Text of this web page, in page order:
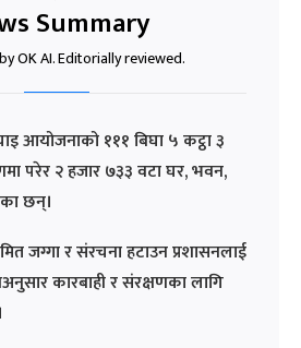
Summary
OK AI. Editorially reviewed.
आयोजनाको १११ बिघा ५ कट्ठा ३
परेर २ हजार ७३३ वटा घर, भवन,
छन्।
जग्गा र संरचना हटाउन प्रशासनलाई
कारबाही र संरक्षणका लागि